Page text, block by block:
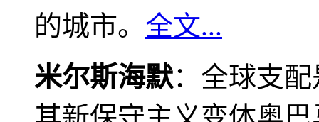
的城市。 全文...
米尔斯海默：全球支